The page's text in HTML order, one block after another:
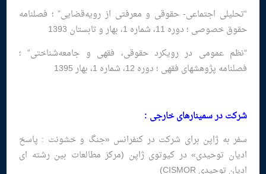
“تحلیلی اجتماعی- حقوقی و معرفتی از رویه‌قضایی” ؛ فصلنامه
حقوق خصوصی ؛ دوره 11، شماره 1، بهار و تابستان 1393
“نظم عمومی در رویکرد حقوقی، فقهی و جامعه‌شناختی” ؛
فصلنامه پژوهشهای فقهی ؛ دوره 12، شماره 1، بهار 1395
شرکت در سمینارهای خارجی :
سفر به ژاپن برای شركت در كنفرانس «جنگ و خشونت : پاسخ
ادیان توحیدی» در كیوتوی ژاپن (مركز مطالعات بین رشته ای